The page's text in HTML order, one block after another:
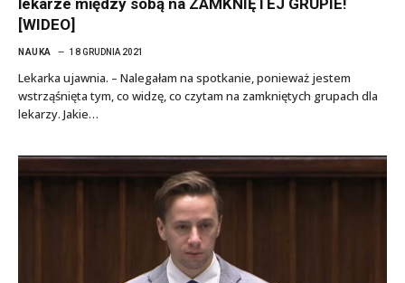
lekarze między sobą na ZAMKNIĘTEJ GRUPIE!
[WIDEO]
NAUKA 18 GRUDNIA 2021
Lekarka ujawnia. – Nalegałam na spotkanie, ponieważ jestem
wstrząśnięta tym, co widzę, co czytam na zamkniętych grupach dla
lekarzy. Jakie…